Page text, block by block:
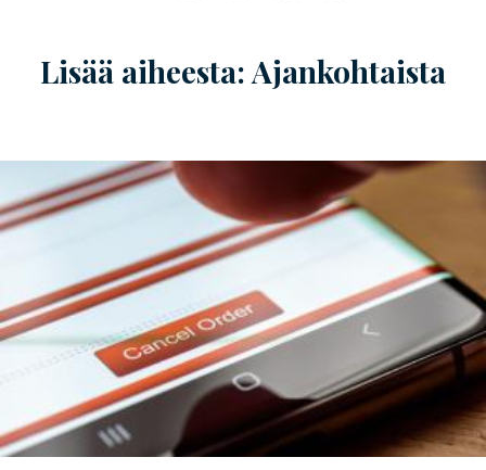
Lisää aiheesta: Ajankohtaista